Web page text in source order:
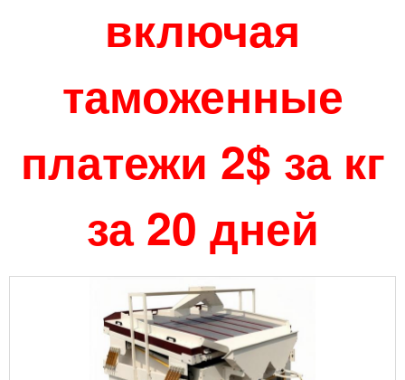
включая
таможенные
платежи 2$ за кг
за 20 дней